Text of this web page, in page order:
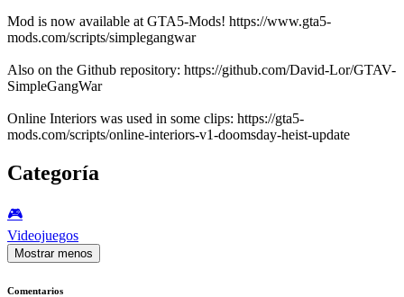
Mod is now available at GTA5-Mods! https://www.gta5-
mods.com/scripts/simplegangwar
Also on the Github repository: https://github.com/David-Lor/GTAV-
SimpleGangWar
Online Interiors was used in some clips: https://gta5-
mods.com/scripts/online-interiors-v1-doomsday-heist-update
Categoría
🎮️
Videojuegos
Mostrar menos
Comentarios